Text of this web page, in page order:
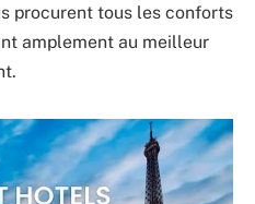
procurent tous les conforts
amplement au meilleur